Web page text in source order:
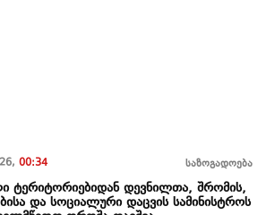
00:34 საზოგადოება
ტერიტორიებიდან დევნილთა, შრომის,
და სოციალური დაცვის სამინისტროს